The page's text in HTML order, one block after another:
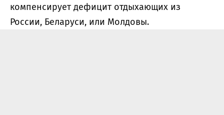
компенсирует дефицит отдыхающих из
России, Беларуси, или Молдовы.